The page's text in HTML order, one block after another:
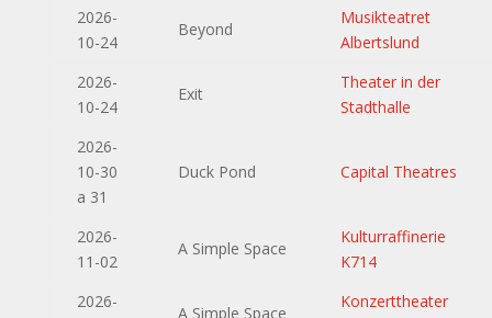
2026-
10-24
Beyond
Musikteatret
Albertslund
2026-
10-24
Exit
Theater in der
Stadthalle
2026-
10-30
a 31
Duck Pond Capital Theatres
2026-
11-02
A Simple Space
Kulturraffinerie
K714
2026-
A Simple Space
Konzerttheater